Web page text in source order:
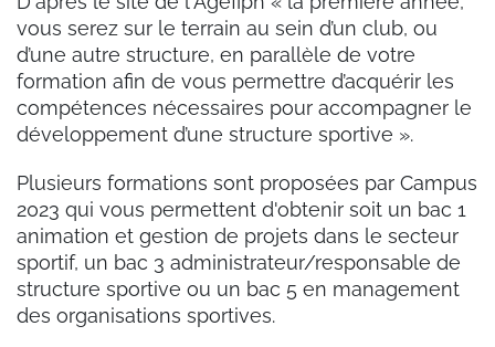
vous serez sur le terrain au sein d’un club, ou
d’une autre structure, en parallèle de votre
formation afin de vous permettre d’acquérir les
compétences nécessaires pour accompagner le
développement d’une structure sportive ».
Plusieurs formations sont proposées par Campus
2023 qui vous permettent d'obtenir soit un bac 1
animation et gestion de projets dans le secteur
sportif, un bac 3 administrateur/responsable de
structure sportive ou un bac 5 en management
des organisations sportives.